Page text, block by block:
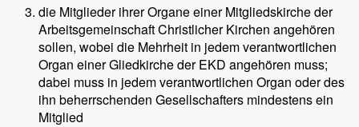
die Mitglieder ihrer Organe einer Mitgliedskirche der
Arbeitsgemeinschaft Christlicher Kirchen angehören
sollen, wobei die Mehrheit in jedem verantwortlichen
Organ einer Gliedkirche der EKD angehören muss;
dabei muss in jedem verantwortlichen Organ oder des
ihn beherrschenden Gesellschafters mindestens ein
Mitglied